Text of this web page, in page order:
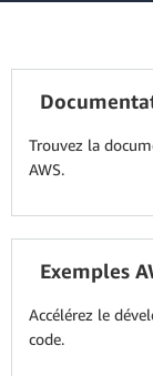
Trouvez la
AWS.
Exemples
Accélérez le
code.